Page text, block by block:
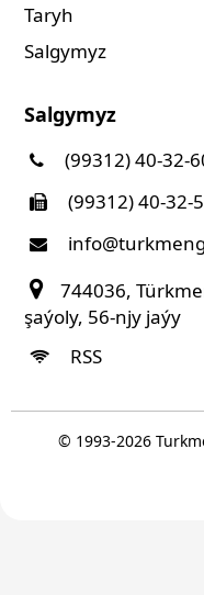
Taryh
Salgymyz
Salgymyz
(99312) 40-32-
(99312) 40-32-
744036,
şaýoly, 56-njy jaýy
RSS
© 1993-2026